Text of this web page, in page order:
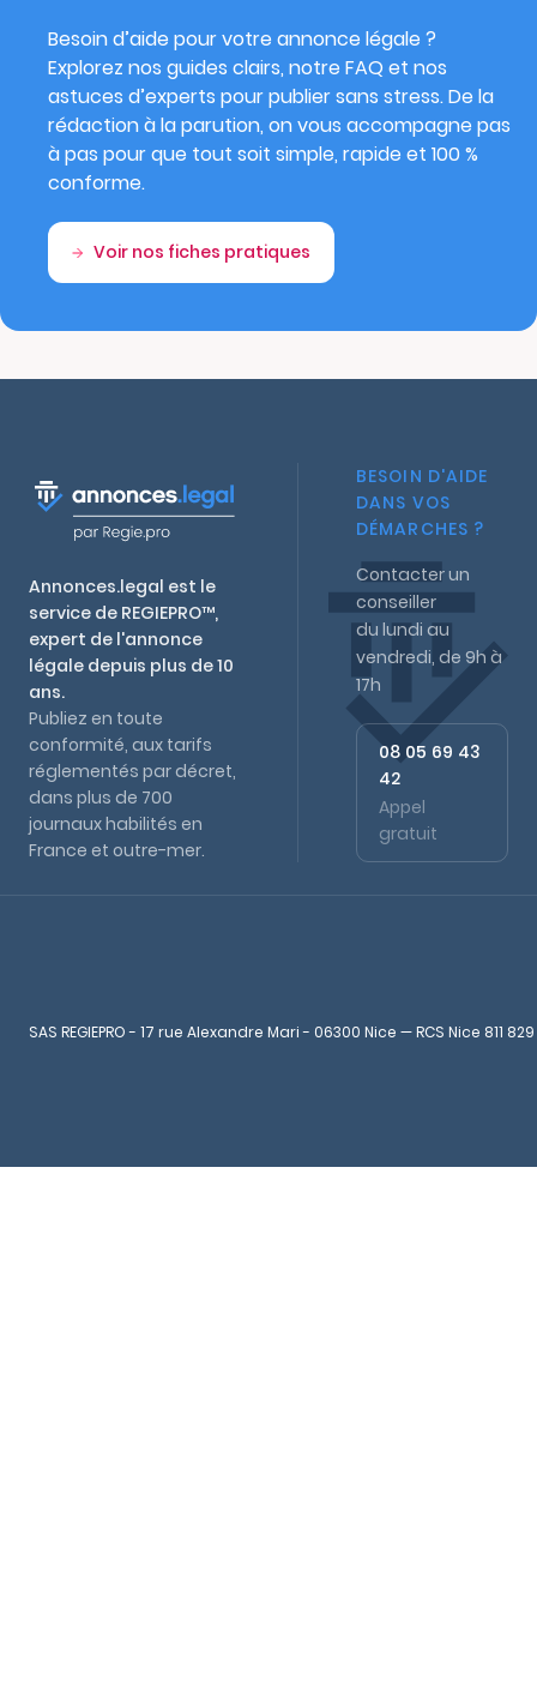
Besoin d’aide pour votre annonce légale ?
Explorez nos guides clairs, notre FAQ et nos
astuces d’experts pour publier sans stress. De la
rédaction à la parution, on vous accompagne pas
à pas pour que tout soit simple, rapide et 100 %
conforme.
Voir nos fiches pratiques
Annonces.legal est le
service de REGIEPRO™,
expert de l'annonce
légale depuis plus de 10
ans.
Publiez en toute
conformité, aux tarifs
réglementés par décret,
dans plus de 700
journaux habilités en
France et outre-mer.
BESOIN D'AIDE
DANS VOS
DÉMARCHES ?
Contacter un
conseiller
du lundi au
vendredi, de 9h à
17h
08 05 69 43
42
Appel
gratuit
SAS REGIEPRO - 17 rue Alexandre Mari - 06300 Nice — RCS Nice 811